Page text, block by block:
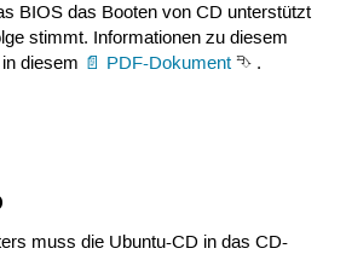
BIOS das Booten von CD unterstützt
stimmt. Informationen zu diesem
diesem
PDF-Dokument⮷ .
muss die Ubuntu-CD in das CD-